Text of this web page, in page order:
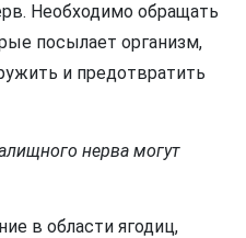
Необходимо обращать
посылает организм,
и предотвратить
нерва могут
в области ягодиц,